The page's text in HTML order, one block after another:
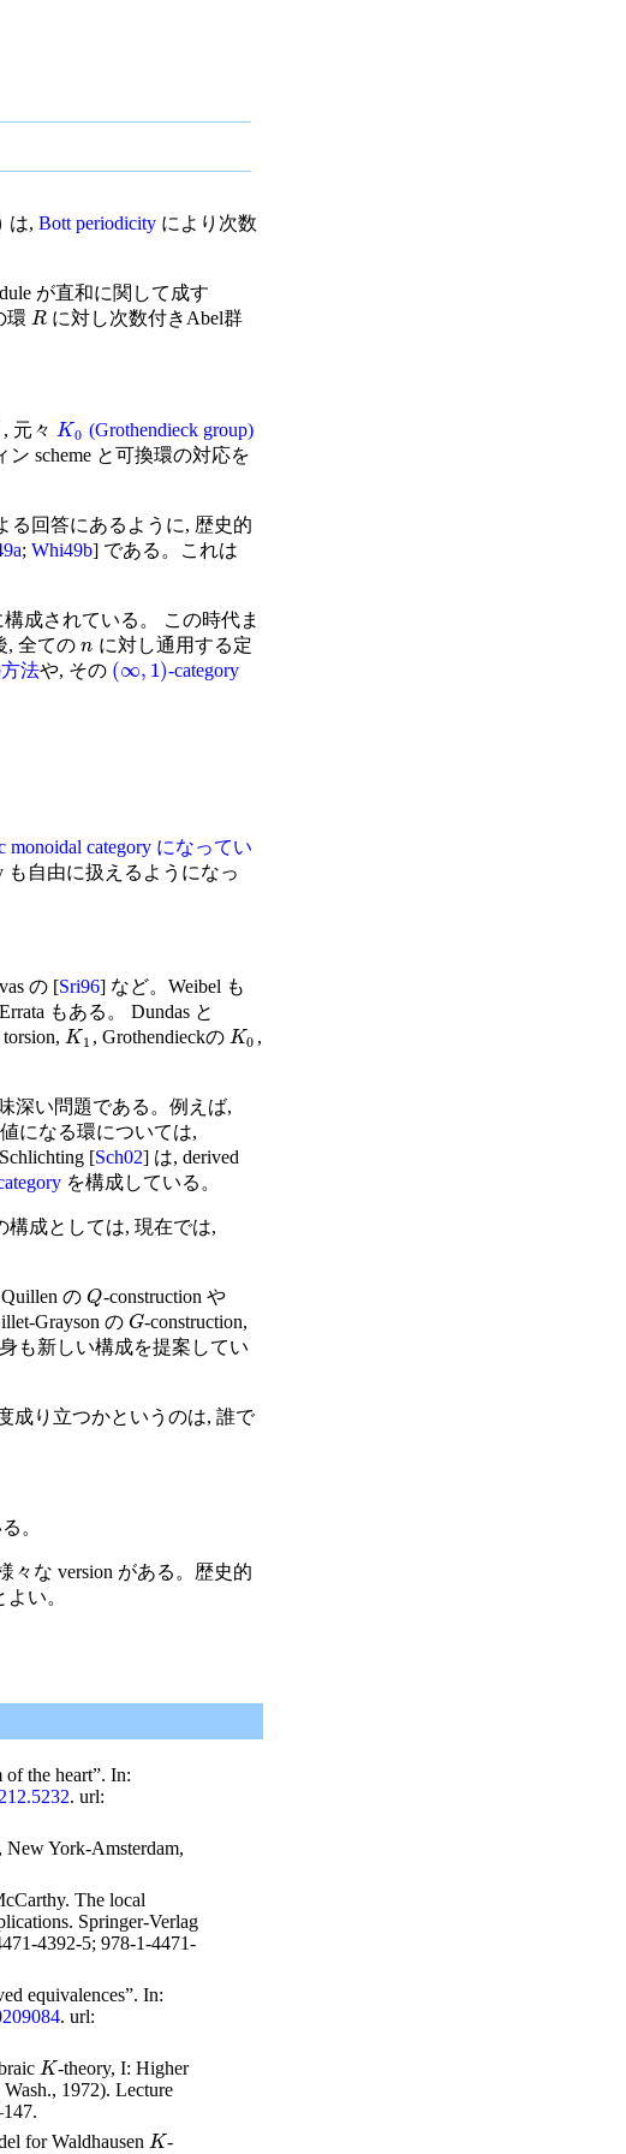
は, Bott periodicityにより次数
が直和に関して成す
環 R に対し次数付きAbel群
元々 K0 (Grothendieck group)
scheme と可換環の対応を
る回答にあるように, 歴史的
; Whi49b] である。これは
成されている。 この時代ま
, 全てのn に対し通用する定
方法や, その (∞, 1)-category
monoidal category になってい
も自由に扱えるようになっ
の [Sri96] など。Weibel も
もある。 Dundas と
K 1 , Grothendieckの K0 ,
深い問題である。例えば,
になる環については,
[Sch02] は, derived
を構成している。
構成としては, 現在では,
のQ-construction や
Grayson の G-construction,
も新しい構成を提案してい
成り立つかというのは, 誰で
。
々な version がある。歴史的
い。
of the heart”. In:
.url:
York-Amsterdam,
The local
Springer-Verlag
4392-5; 978-1-4471-
equivalences”. In:
.url:
K-theory, I: Higher
1972). Lecture
for Waldhausen K-